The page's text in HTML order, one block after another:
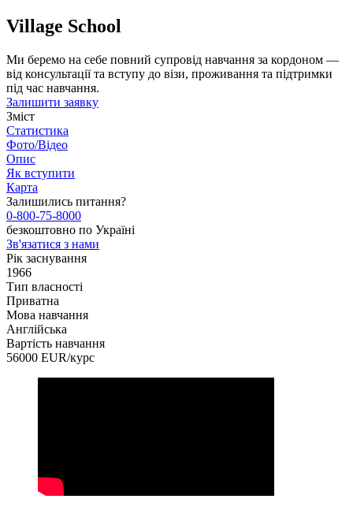
Village School
Ми беремо на себе повний супровід навчання за кордоном —
від консультації та вступу до візи, проживання та підтримки
під час навчання.
Залишити заявку
Зміст
Статистика
Фото/Відео
Опис
Як вступити
Карта
Залишились питання?
0-800-75-8000
безкоштовно по Україні
Зв'язатися з нами
Рік заснування
1966
Тип власності
Приватна
Мова навчання
Англійська
Вартість навчання
56000 EUR/курс